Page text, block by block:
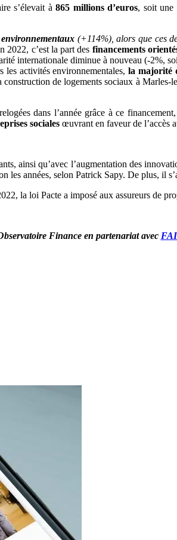
s’élevait à865 millions d’euros, soit une
environnementaux(+114%), alors que ces
c’est la part des financements
internationale diminue à nouveau (-2%,
les activités environnementales,la majorité
de logements sociaux à
dans l’année grâce à ce financement,
sociales œuvrant en faveur de l’accès
ainsi qu’avec l’augmentation des
les années, selon Patrick Sapy. De plus, il
la loi Pacte a imposé aux assureurs de
Finance en partenariat avec